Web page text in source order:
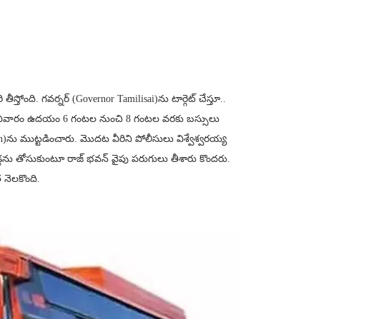
గవర్నర్ (Governor Tamilisai)ను టార్గెట్ చేస్తూ..
ఉదయం 6 గంటల నుంచి 8 గంటల వరకు బస్సులు
ముట్టడించారు. మొదట వీరిని పోలీసులు విశ్వేశ్వరయ్య
తోసుకుంటూ రాజ్ భవన్ వైపు పరుగులు తీశారు కొందరు.
నెలకొంది.